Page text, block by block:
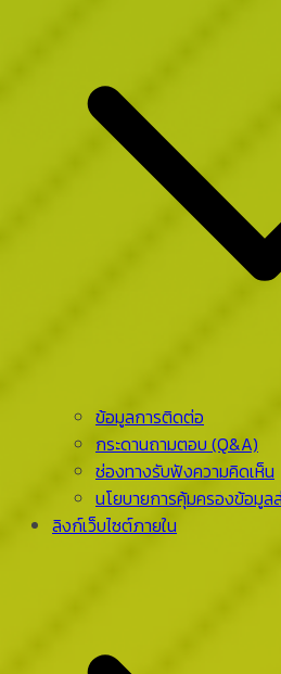
ข้อมูลการติดต่อ
กระดานถามตอบ (Q&A)
ช่องทางรับฟังความคิดเห็น
นโยบายการคุ้มครองข้อมูล
ลิงก์เว็บไซต์ภายใน